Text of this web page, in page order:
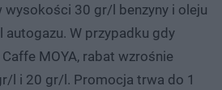
wysokości 30 gr/l benzyny i oleju
W przypadku gdy
MOYA, rabat wzrośnie
l i 20 gr/l. Promocja trwa do 1